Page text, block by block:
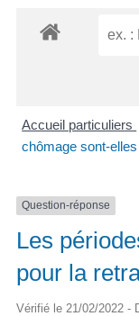
Accueil particuliers
chômage sont-
Question-réponse
Les
pour la
Vérifié le 21/02/2022 -